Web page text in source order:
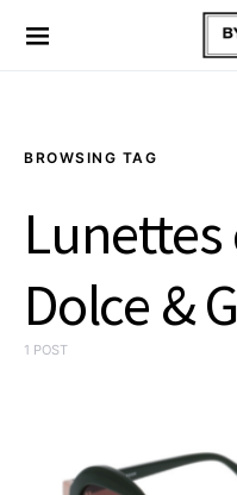
BROWSING TAG
Lunettes
Dolce &
1 POST